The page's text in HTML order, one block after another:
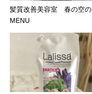
髪質改善美容室 春の空の
MENU